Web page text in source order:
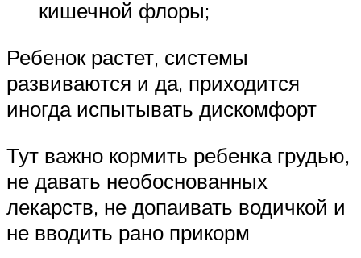
кишечной флоры;
Ребенок растет, системы
развиваются и да, приходится
иногда испытывать дискомфорт
Тут важно кормить ребенка грудью,
не давать необоснованных
лекарств, не допаивать водичкой и
не вводить рано прикорм